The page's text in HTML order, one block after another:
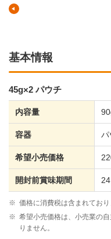
基本情報
45g×2 パウチ
内容量
容器 パ
希望小売価格
開封前賞味期間
※ 価格に消費税は含まれており
※ 希望小売価格は、小売業の
りません。